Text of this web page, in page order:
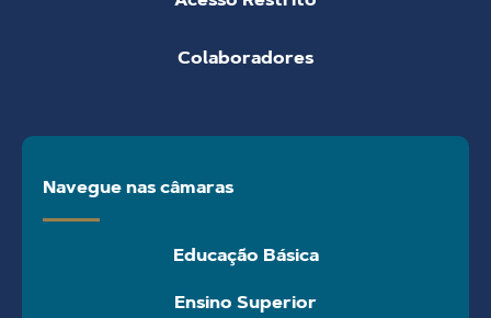
Colaboradores
Navegue nas câmaras
Educação Básica
Ensino Superior